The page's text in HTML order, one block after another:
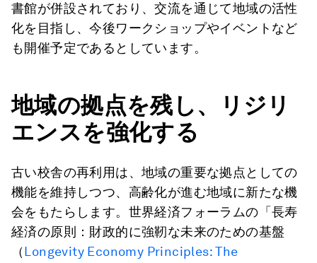
書館が併設されており、交流を通じて地域の活性
化を目指し、今後ワークショップやイベントなど
も開催予定であるとしています。
地域の拠点を残し、リジリ
エンスを強化する
古い校舎の再利用は、地域の重要な拠点としての
機能を維持しつつ、高齢化が進む地域に新たな機
会をもたらします。世界経済フォーラムの「長寿
経済の原則：財政的に強靭な未来のための基盤
（Longevity Economy Principles: The